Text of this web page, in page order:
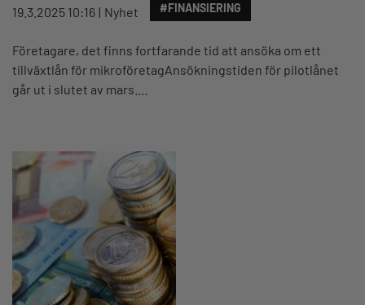
19.3.2025 10:16 Nyhet #FINANSIERING
Företagare, det finns fortfarande tid att ansöka om ett
tillväxtlån för mikroföretagAnsökningstiden för pilotlånet
går ut i slutet av mars.…